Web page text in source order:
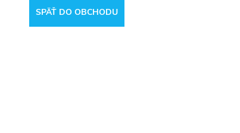
SPÄŤ DO OBCHODU